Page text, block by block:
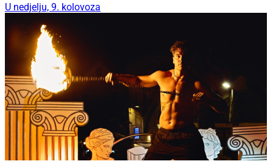
U nedjelju, 9. kolovoza